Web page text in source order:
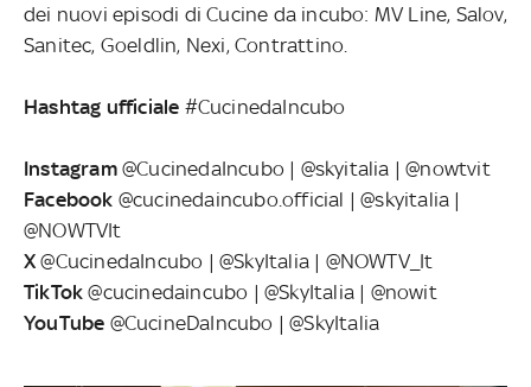
dei nuovi episodi di Cucine da incubo: MV Line, Salov,
Sanitec, Goeldlin, Nexi, Contrattino.
Hashtag ufficiale #CucinedaIncubo
Instagram @CucinedaIncubo | @skyitalia | @nowtvit
Facebook @cucinedaincubo.official | @skyitalia |
@NOWTVIt
X@CucinedaIncubo | @SkyItalia | @NOWTV_It
TikTok@cucinedaincubo | @SkyItalia | @nowit
YouTube @CucineDaIncubo | @SkyItalia